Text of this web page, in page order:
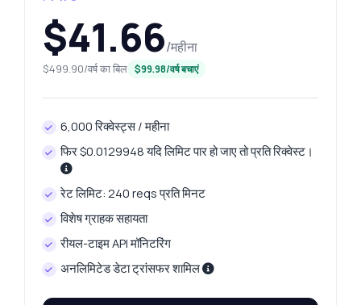
$41.66/महीना
$499.90/वर्ष का बिल $99.98/वर्ष बचाएं
6,000 रिक्वेस्ट्स / महीना
फिर $0.0129948 यदि लिमिट पार हो जाए तो प्रति रिक्वेस्ट।
रेट लिमिट: 240 reqs प्रति मिनट
विशेष ग्राहक सहायता
रीयल-टाइम API मॉनिटरिंग
अनलिमिटेड डेटा ट्रांसफर शामिल